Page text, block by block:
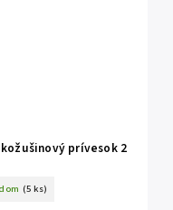
kožušinový prívesok 2
(5 ks)